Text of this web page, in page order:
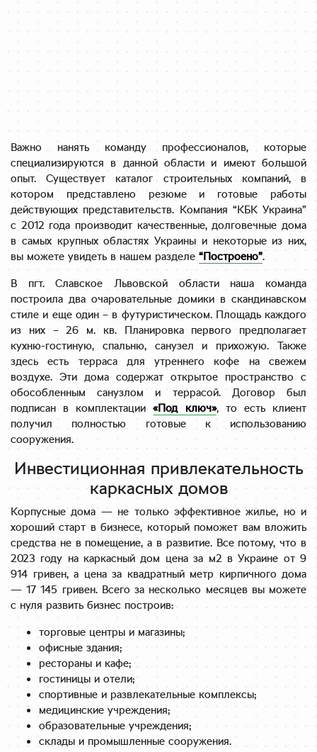
Важно нанять команду профессионалов, которые
специализируются в данной области и имеют большой
опыт. Существует каталог строительных компаний, в
котором представлено резюме и готовые работы
действующих представительств. Компания “КБК Украина”
с 2012 года производит качественные, долговечные дома
в самых крупных областях Украины и некоторые из них,
вы можете увидеть в нашем разделе “Построено”.
В пгт. Славское Львовской области наша команда
построила два очаровательные домики в скандинавском
стиле и еще один – в футуристическом. Площадь каждого
из них – 26 м. кв. Планировка первого предполагает
кухню-гостиную, спальню, санузел и прихожую. Также
здесь есть терраса для утреннего кофе на свежем
воздухе. Эти дома содержат открытое пространство с
обособленным санузлом и террасой. Договор был
подписан в комплектации«Под ключ», то есть клиент
получил полностью готовые к использованию
сооружения.
Инвестиционная привлекательность
каркасных домов
Корпусные дома — не только эффективное жилье, но и
хороший старт в бизнесе, который поможет вам вложить
средства не в помещение, а в развитие. Все потому, что в
2023 году на каркасный дом цена за м2 в Украине от 9
914 гривен, а цена за квадратный метр кирпичного дома
— 17 145 гривен. Всего за несколько месяцев вы можете
с нуля развить бизнес построив:
торговые центры и магазины;
офисные здания;
рестораны и кафе;
гостиницы и отели;
спортивные и развлекательные комплексы;
медицинские учреждения;
образовательные учреждения;
склады и промышленные сооружения.